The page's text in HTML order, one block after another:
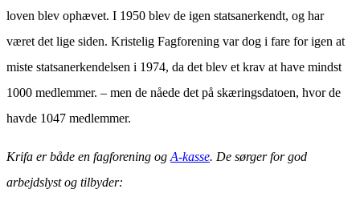
loven blev ophævet. I 1950 blev de igen statsanerkendt, og har
været det lige siden. Kristelig Fagforening var dog i fare for igen at
miste statsanerkendelsen i 1974, da det blev et krav at have mindst
1000 medlemmer. – men de nåede det på skæringsdatoen, hvor de
havde 1047 medlemmer.
Krifa er både en fagforening og A-kasse. De sørger for god
arbejdslyst og tilbyder: